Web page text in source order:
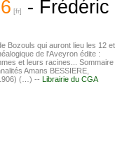
- Frédéric
Bozouls qui auront lieu les 12 et
de l'Aveyron édite :
et leurs racines... Sommaire
Amans BESSIERE,
(…) -- Librairie du CGA